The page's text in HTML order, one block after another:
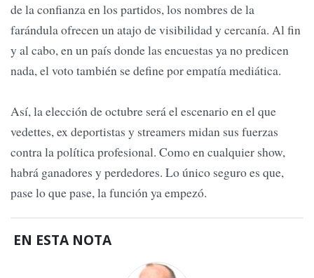
de la confianza en los partidos, los nombres de la
farándula ofrecen un atajo de visibilidad y cercanía. Al fin
y al cabo, en un país donde las encuestas ya no predicen
nada, el voto también se define por empatía mediática.
Así, la elección de octubre será el escenario en el que
vedettes, ex deportistas y streamers midan sus fuerzas
contra la política profesional. Como en cualquier show,
habrá ganadores y perdedores. Lo único seguro es que,
pase lo que pase, la función ya empezó.
EN ESTA NOTA